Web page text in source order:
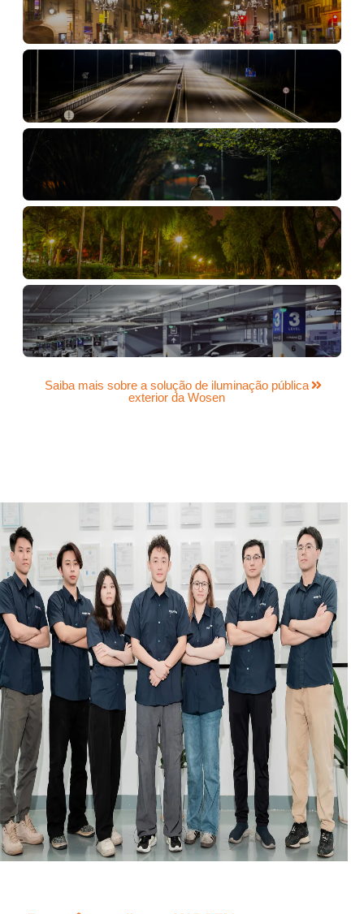
Saiba mais sobre a solução de iluminação pública
exterior da Wosen